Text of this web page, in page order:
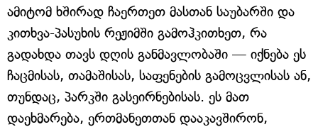
ამიტომ ხშირად ჩაერთეთ მასთან საუბარში და
კითხვა-პასუხის რეჟიმში გამოჰკითხეთ, რა
გადახდა თავს დღის განმავლობაში — იქნება ეს
ჩაცმისას, თამაშისას, საფენების გამოცვლისას ან,
თუნდაც, პარკში გასეირნებისას. ეს მათ
დაეხმარება, ერთმანეთთან დააკავშირონ,